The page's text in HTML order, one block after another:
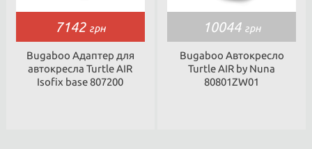
7142 грн
Bugaboo Адаптер для
автокресла Turtle AIR
Isofix base 807200
10044 грн
Bugaboo Автокресло
Turtle AIR by Nuna
80801ZW01